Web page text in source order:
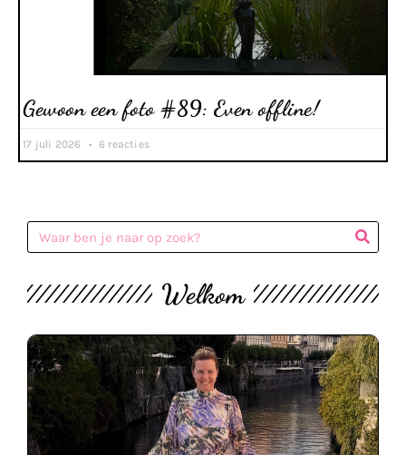
Gewoon een foto #89: Even offline!
17 juli 2026 6 reacties
Welkom